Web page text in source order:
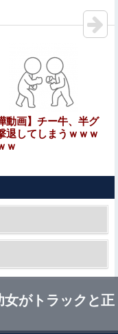
位の男』をrawや
まろやか
たカフェ、サンドイ
？？？？？？
出そうとしたら店長
えわ！」他
2026のボーイ
ｗｗｗｗｗｗｗ
瞬間撮影できたん
菜乃、八木愛月に
動画】チー牛、半グ
退してしまうｗｗｗ
ｗ
女がトラックと正